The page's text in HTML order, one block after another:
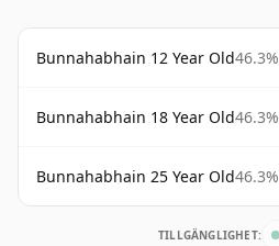
Bunnahabhain 12 Year Old46.3%
Bunnahabhain 18 Year Old46.3%
Bunnahabhain 25 Year Old46.3%
TILLGÄNGLIGHET: